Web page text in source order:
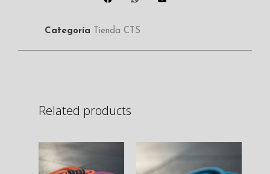
Categoría Tienda CTS
Related products